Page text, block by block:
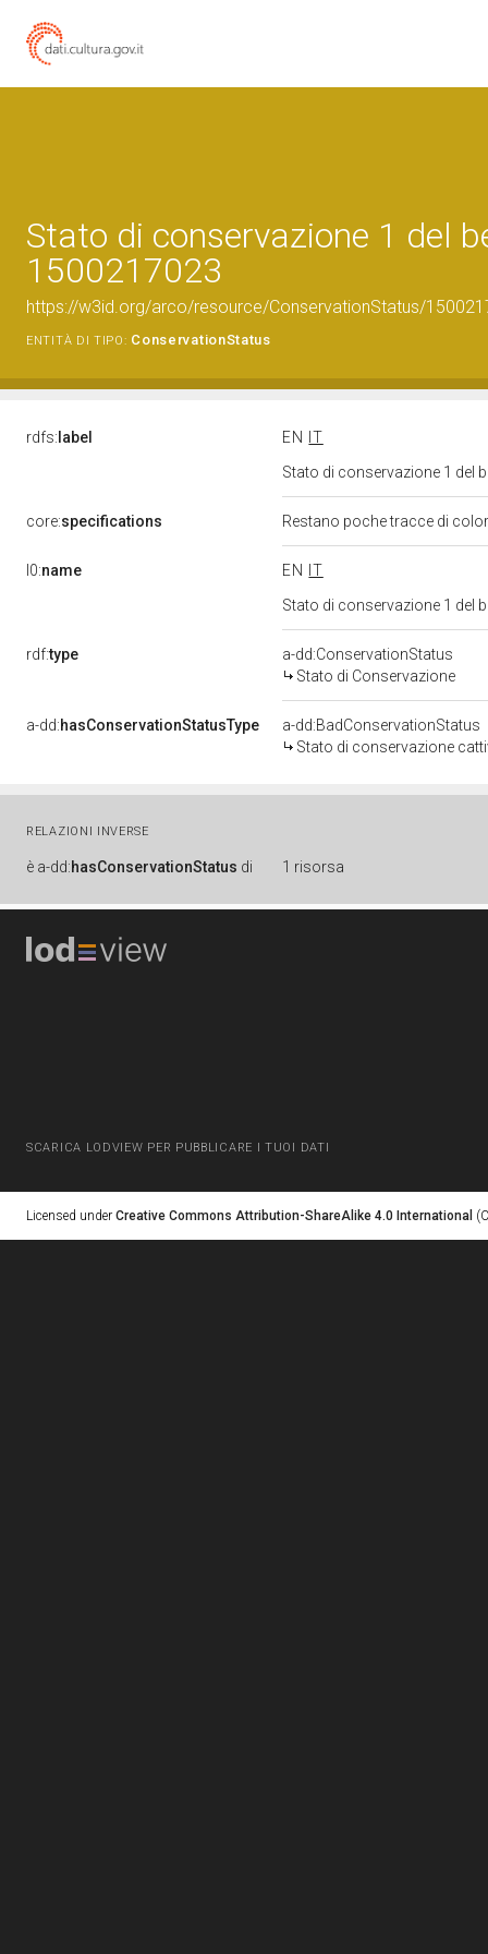
Stato di conservazione 1 del
1500217023
https://w3id.org/arco/resource/ConservationStatus/
ENTITÀ DI TIPO: ConservationStatus
rdfs: label EN
IT
Stato di conservazione 1 del
core:specifications Restano poche tracce di
l0:name EN
IT
Stato di conservazione 1 del
rdf:type
a-dd:ConservationStatus
Stato di Conservazione
a-dd:hasConservationStatusType
a-dd:BadConservationStatus
Stato di conservazione
RELAZIONI INVERSE
è a-dd:hasConservationStatus di 1 risorsa
SCARICA LODVIEW PER PUBBLICARE I TUOI DATI
Licensed under Creative Commons Attribution-ShareAlike 4.0 International